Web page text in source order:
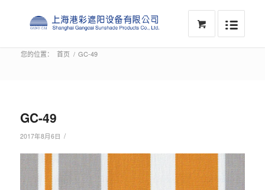
您的位置： 首页 / GC-49
GC-49
2017年8月6日 /